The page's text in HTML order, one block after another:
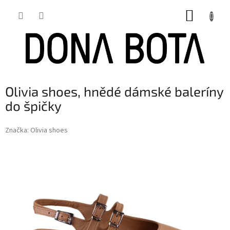
Olivia shoes, hnědé dámské baleríny
do špičky
Značka: Olivia shoes